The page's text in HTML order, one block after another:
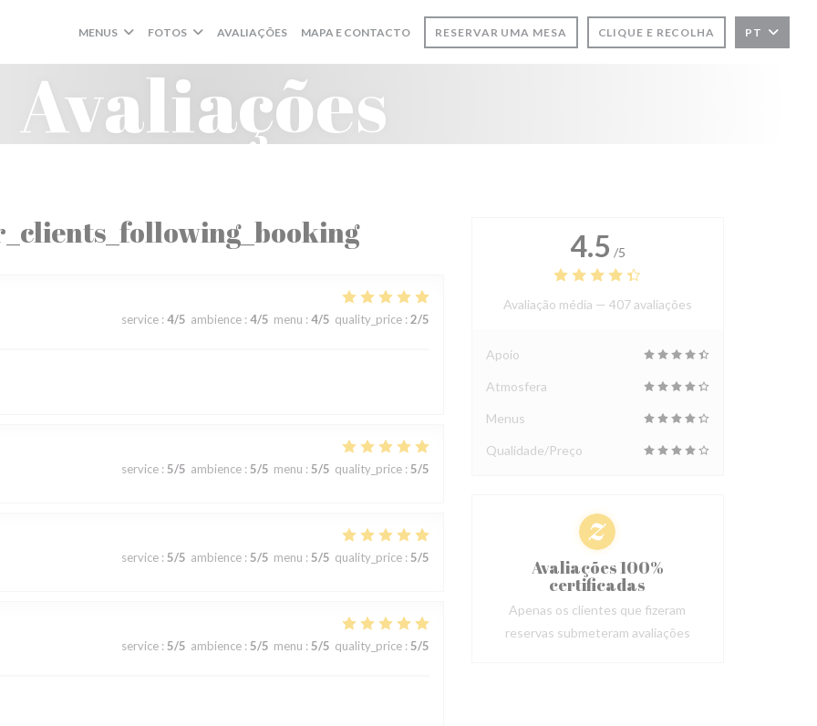
MENUS FOTOS AVALIAÇÕES MAPA E CONTACTO RESERVAR UMA MESA CLIQUE E RECOLHA PT
Avaliações
service: 4/5 ambience: 4/5 menu : 4/5 quality_price: 2/5
service: 5/5 ambience: 5/5 menu : 5/5 quality_price: 5/5
service: 5/5 ambience: 5/5 menu : 5/5 quality_price: 5/5
service: 5/5 ambience: 5/5 menu : 5/5 quality_price: 5/5
4.5 /5
Avaliação média — 407 avaliações
Apoio
Atmosfera
Menus
Qualidade/Preço
Avaliações 100%
certificadas
Apenas os clientes que fizeram
reservas submeteram avaliações